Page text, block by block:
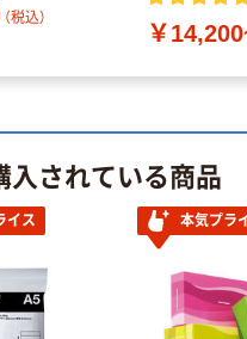
品計画
（税込）
￥
入されている商品
イス 本気プラ